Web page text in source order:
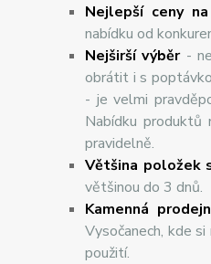
Nejlepší ceny
nabídku od
Nejširšívýběr-
obrátit i s
- je velmi
Nabídku
pravidelně.
Většina položek
většinou do 3 dnů.
Kamenná
Vysočanech, kde
použití.